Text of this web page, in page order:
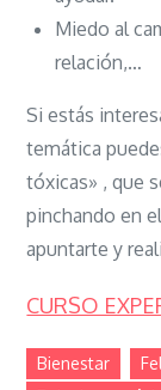
Miedo al
relación,…
Si estás
temática
tóxicas» , que
pinchando en
apuntarte y
CURSO
Bienestar